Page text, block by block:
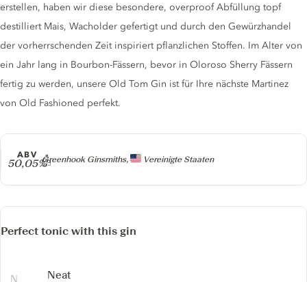
Producer
Greenhook Ginsmiths, Vereinigte Staaten
ABV
50,05%
erstellen, haben wir diese besondere, overproof Abfüllung topf
destilliert Mais, Wacholder gefertigt und durch den Gewürzhandel
der vorherrschenden Zeit inspiriert pflanzlichen Stoffen. Im Alter von
ein Jahr lang in Bourbon-Fässern, bevor in Oloroso Sherry Fässern
fertig zu werden, unsere Old Tom Gin ist für Ihre nächste Martinez
von Old Fashioned perfekt.
Perfect tonic with this gin
Neat